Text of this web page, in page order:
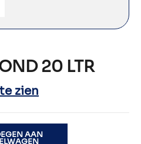
20 LTR
zien
LTR aantal
AAN